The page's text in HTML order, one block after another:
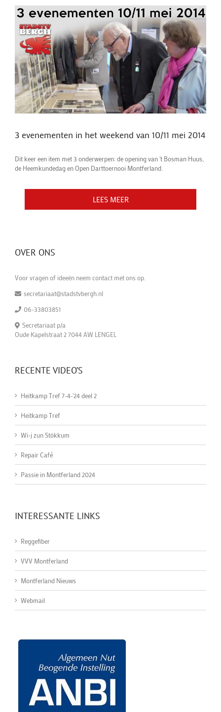
LEES MEER
LEES MEER
LEES MEER
3 evenementen in het weekend van 10/11 mei 2014
Dit keer een item met 3 onderwerpen: de opening van 't Bosman Huus,
de Heemkundedag en Open Darttoernooi Montferland.
OVER ONS
Voor vragen of ideeën neem contact met ons op.
secretariaat@stadstvbergh.nl
06-33803851
Secretariaat p/a
Oude Kapelstraat 2 7044 AW LENGEL
RECENTE VIDEO’S
Heitkamp Tref 7-4-'24 deel 2
Heitkamp Tref
Wi-j zun Stökkum
Repair Café
Passie in Montferland 2024
INTERESSANTE LINKS
Reggefiber
VVV Montferland
Montferland Nieuws
Webmail